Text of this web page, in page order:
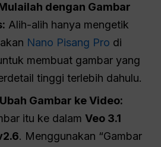
dengan Gambar
Alih-alih hanya mengetik
Nano Pisang Pro di
membuat gambar yang
tinggi terlebih dahulu.
Gambar ke Video:
itu ke dalamVeo 3.1
. Menggunakan “Gambar